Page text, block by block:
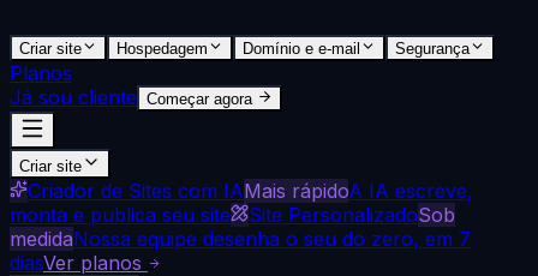
Criar site Hospedagem Domínio e e-mail Segurança
Planos
Já sou cliente Começar agora
Criar site
Criador de Sites com IAMais rápidoA IA escreve,
monta e publica seu site
Site PersonalizadoSob
medidaNossa equipe desenha o seu do zero, em 7
diasVer planos